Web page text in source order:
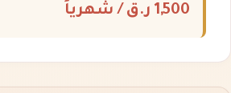
1,500 ر.ق / شهرياً